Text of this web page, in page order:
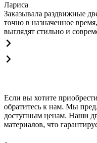
Лариса
Заказывала раздвижные
точно в назначенное
выглядят стильно и
Если вы хотите
обратитесь к нам. Мы
доступным ценам. Наши
материалов, что